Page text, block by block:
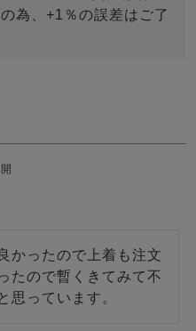
為、+1％の誤差はご了
かったので上着も注文
たので暫くきてみて不
思っています。